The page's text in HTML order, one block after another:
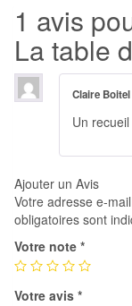
d'attente
1 avis
La table
Claire Boitel
Un
Ajouter un Avis
Votre adresse e-
obligatoires sont
Votre note *
Votre avis *